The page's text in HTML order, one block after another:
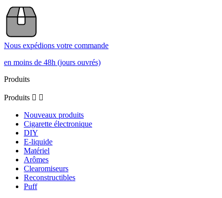
Nous expédions votre commande
en moins de 48h (jours ouvrés)
Produits
Produits  
Nouveaux produits
Cigarette électronique
DIY
E-liquide
Matériel
Arômes
Clearomiseurs
Reconstructibles
Puff